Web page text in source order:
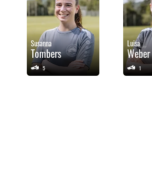
Susanna
Tombers
5
Luisa
Weber
1